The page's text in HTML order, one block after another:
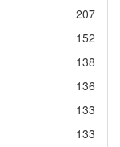
207
152
138
136
133
133